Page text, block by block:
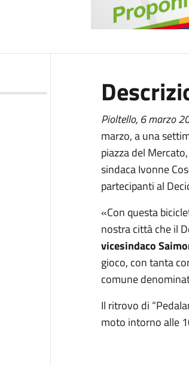
Pioltello, 6marzo
marzo, a una
piazza del
sindaca Ivonne
partecipanti al
«Con questa
nostra città che il
vicesindaco
gioco, con tanta
comune
Il ritrovo di
moto intorno alle